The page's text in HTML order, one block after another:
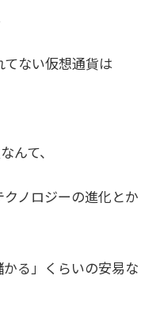
ない仮想通貨は
んて、
ノロジーの進化とか
る」くらいの安易な